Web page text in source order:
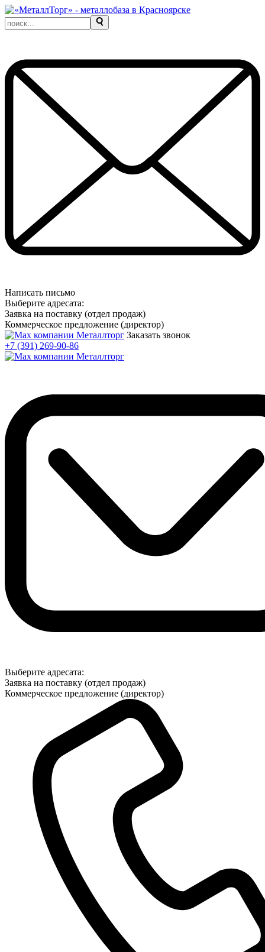
Написать письмо
Выберите адресата:
Заявка на поставку (отдел продаж)
Коммерческое предложение (директор)
Заказать звонок
+7 (391) 269-90-86
Выберите адресата:
Заявка на поставку (отдел продаж)
Коммерческое предложение (директор)